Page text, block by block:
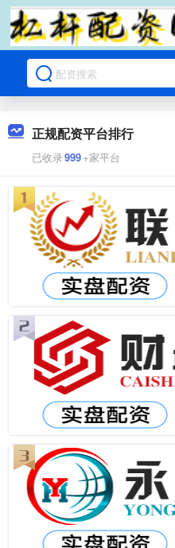
正规配资平台排行
已收录999+家平台